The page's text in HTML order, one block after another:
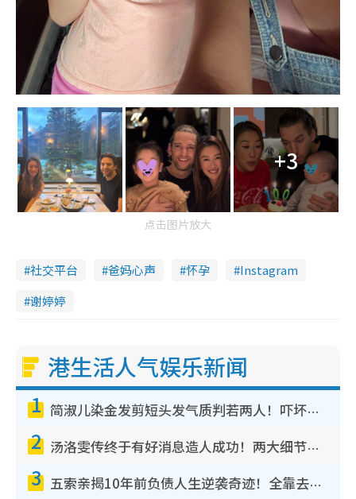
+3
点击图片放大
社交平台 爸妈心声 怀孕
Instagram
谢婷婷
港生活人气娱乐新闻
1 简淑儿染金发剪短头发气质判若两人！吓坏老公麦大力都认不出：“你做什么？”
2 汤洛雯传终于有好消息造人成功！两大细节曝孕味极浓引猜测：大肚婆先会咁！
3 五索亲揭10年前负债人生逆袭奇迹！全靠去一地方转运后即遇上马先生